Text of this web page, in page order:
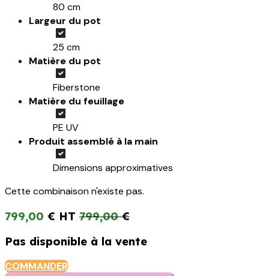
80 cm
Largeur du pot
25 cm
Matière du pot
Fiberstone
Matière du feuillage
PE UV
Produit assemblé à la main
Dimensions approximatives
Cette combinaison n'existe pas.
799,00 € 799,00€
Pas disponible à la vente
COMMANDER